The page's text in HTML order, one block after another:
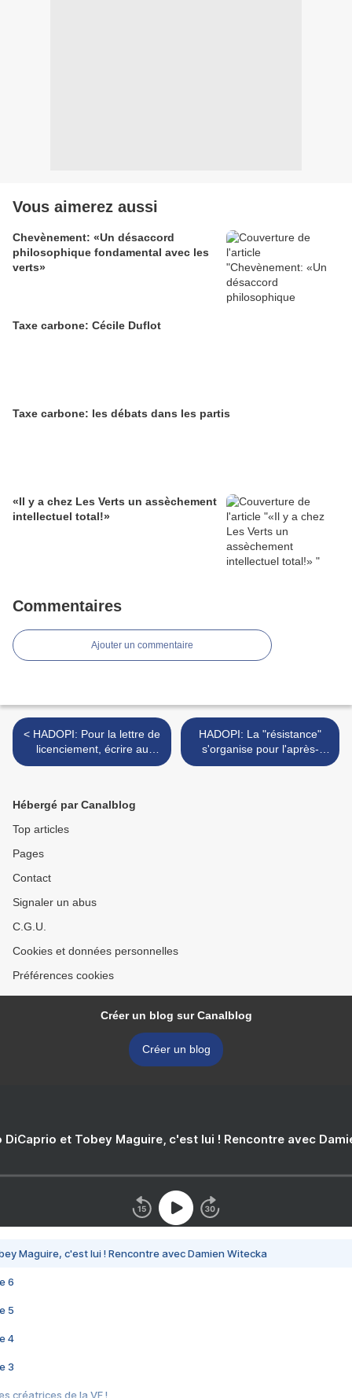
Vous aimerez aussi
Chevènement: «Un désaccord
philosophique fondamental avec les
verts»
Taxe carbone: Cécile Duflot
Taxe carbone: les débats dans les partis
«Il y a chez Les Verts un assèchement
intellectuel total!»
Commentaires
Ajouter un commentaire
< HADOPI: Pour la lettre de
licenciement, écrire au
ministre qui transmettra .
HADOPI: La "résistance"
s'organise pour l'après-
Hadopi >
Hébergé par Canalblog
Top articles
Pages
Contact
Signaler un abus
C.G.U.
Cookies et données personnelles
Préférences cookies
Créer un blog sur Canalblog
Créer un blog
DiCaprio et Tobey Maguire, c'est lui ! Rencontre avec
Maguire, c'est lui ! Rencontre avec Damien Witecka
6
5
4
3
créatrices de la VF !